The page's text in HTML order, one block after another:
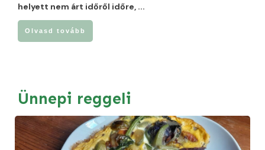
helyett nem árt időről időre, ...
Olvasd tovább
Ünnepi reggeli